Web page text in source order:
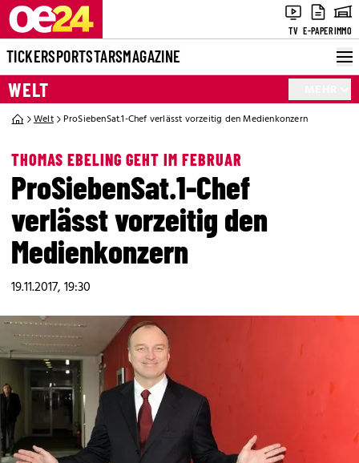
TV E-PAPERIMMO
TICKERSPORTSTARSMAGAZINE
WELT
Welt ProSiebenSat.1-Chef verlässt vorzeitig den Medienkonzern
THOMAS EBELING GEHT IM FEBRUAR
ProSiebenSat.1-Chef
verlässt vorzeitig den
Medienkonzern
19.11.2017, 19:30